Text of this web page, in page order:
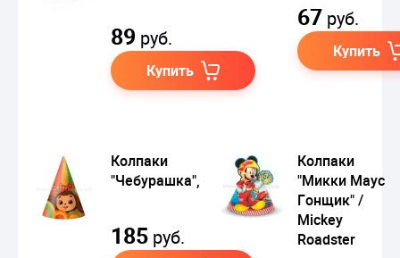
89 руб.
Купить
67 руб.
Купить
Колпаки
"Чебурашка", 6 шт.
185 руб.
Колпаки
"Микки Маус
Гонщик" /
Mickey
Roadster